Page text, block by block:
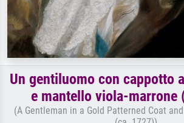
Un gentiluomo con cappotto
e mantello viola-marrone
(A Gentleman in a Gold Patterned Coat